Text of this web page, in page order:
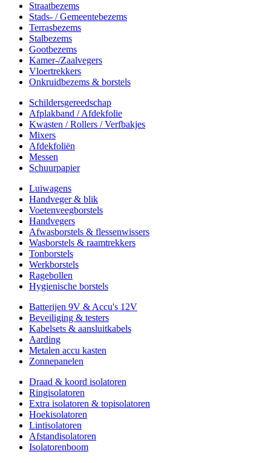
Straatbezems
Stads- / Gemeentebezems
Terrasbezems
Stalbezems
Gootbezems
Kamer-/Zaalvegers
Vloertrekkers
Onkruidbezems & borstels
Schildersgereedschap
Afplakband / Afdekfolie
Kwasten / Rollers / Verfbakjes
Mixers
Afdekfoliën
Messen
Schuurpapier
Luiwagens
Handveger & blik
Voetenveegborstels
Handvegers
Afwasborstels & flessenwissers
Wasborstels & raamtrekkers
Tonborstels
Werkborstels
Ragebollen
Hygienische borstels
Batterijen 9V & Accu's 12V
Beveiliging & testers
Kabelsets & aansluitkabels
Aarding
Metalen accu kasten
Zonnepanelen
Draad & koord isolatoren
Ringisolatoren
Extra isolatoren & topisolatoren
Hoekisolatoren
Lintisolatoren
Afstandisolatoren
Isolatorenboom